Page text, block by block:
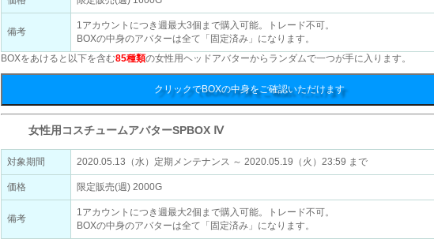
備考
1アカウントにつき週最大3個まで購入可能。トレード不可。
BOXの中身のアバターは全て「固定済み」になります。
BOXをあけると以下を含む85種類の女性用ヘッドアバターからランダムで一つが手に入ります。
クリックでBOXの中身をご確認いただけます
女性用コスチュームアバターSPBOX Ⅳ
対象期間 2020.05.13（水）定期メンテナンス ～ 2020.05.19（火）23:59 まで
価格 限定販売(週) 2000G
備考
1アカウントにつき週最大2個まで購入可能。トレード不可。
BOXの中身のアバターは全て「固定済み」になります。